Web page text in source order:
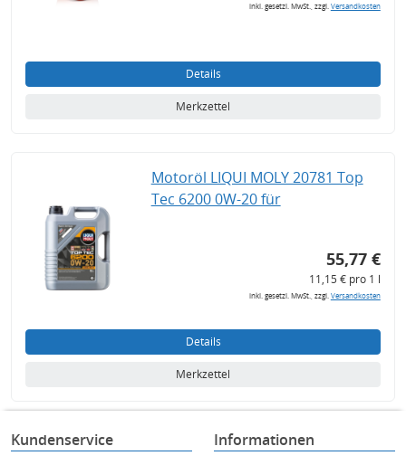
inkl. gesetzl. MwSt., zzgl.Versandkosten
Details
Merkzettel
Motoröl LIQUI MOLY 20781 Top
Tec 6200 0W-20 für
55,77 €
11,15 € pro 1 l
inkl. gesetzl. MwSt., zzgl.Versandkosten
Details
Merkzettel
Kundenservice Informationen